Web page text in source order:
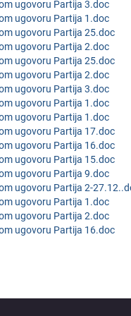
ugovoru Partija 3.doc
ugovoru Partija 1.doc
ugovoru Partija 25.doc
ugovoru Partija 2.doc
ugovoru Partija 25.doc
ugovoru Partija 2.doc
ugovoru Partija 3.doc
ugovoru Partija 1.doc
ugovoru Partija 1.doc
ugovoru Partija 17.doc
ugovoru Partija 16.doc
ugovoru Partija 15.doc
ugovoru Partija 9.doc
ugovoru Partija 2-
ugovoru Partija 1.doc
ugovoru Partija 2.doc
ugovoru Partija 16.doc